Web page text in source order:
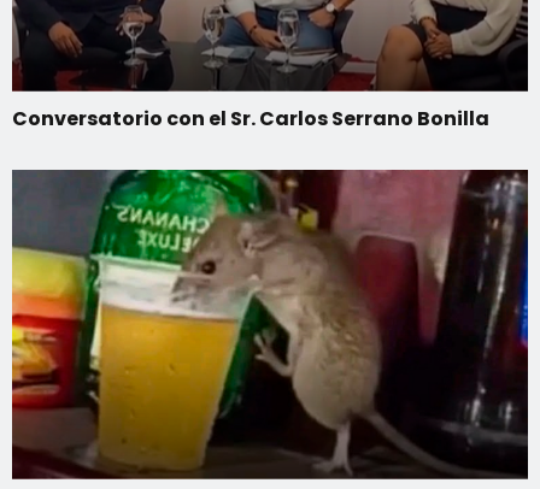
Conversatorio con el Sr. Carlos Serrano Bonilla